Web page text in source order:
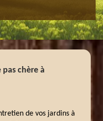
chère à
de vos jardins à